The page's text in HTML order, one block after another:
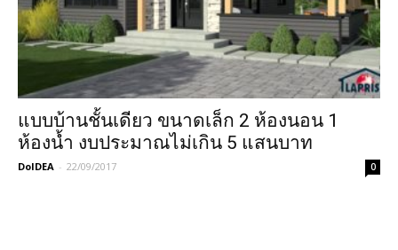
แบบบ้านชั้นเดียว ขนาดเล็ก 2 ห้องนอน 1
ห้องน้ำ งบประมาณไม่เกิน 5 แสนบาท
DoIDEA - 22/09/2017 0